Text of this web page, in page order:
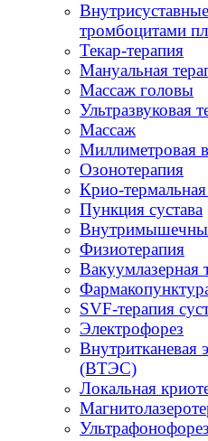
тромбоцитами
Текар-терапия
Мануальная
Массаж головы
Ультразвуковая
Массаж
Миллиметровая
Озонотерапия
Крио-
Пункция сустава
Физиотерапия
Вакуумлазерная
SVF-терапия
Электрофорез
Внутритканевая
(ВТЭС)
Локальная
Ультрафонофорез